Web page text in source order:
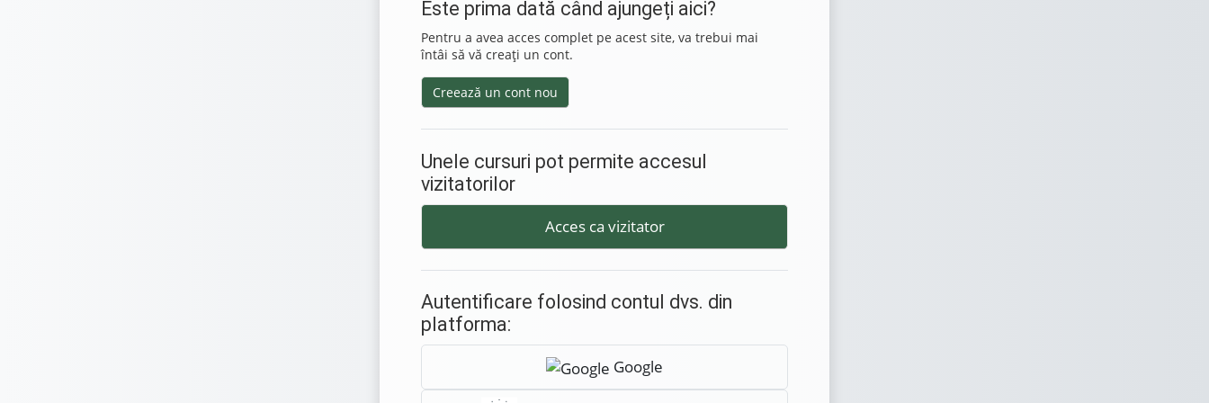
Este prima dată când ajungeți aici?
Pentru a avea acces complet pe acest site, va trebui mai
întâi să vă creaţi un cont.
Creează un cont nou
Unele cursuri pot permite accesul
vizitatorilor
Acces ca vizitator
Autentificare folosind contul dvs. din
platforma:
Google